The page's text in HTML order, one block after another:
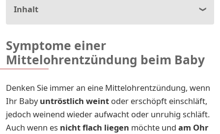
Inhalt
Symptome einer
Mittelohrentzündung beim Baby
Denken Sie immer an eine Mittelohrentzündung, wenn
Ihr Babyuntröstlich weint oder erschöpft einschläft,
jedoch weinend wieder aufwacht oder unruhig schläft.
Auch wenn es nicht flach liegen möchte und am Ohr